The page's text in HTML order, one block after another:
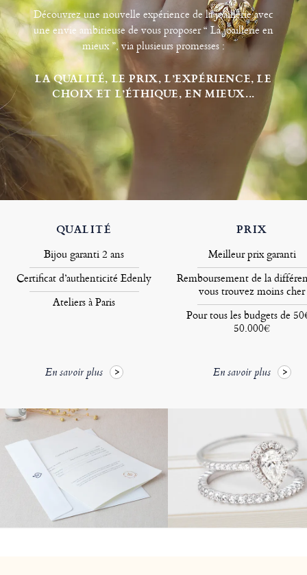
Découvrez une nouvelle expérience de la joaillerie avec
une envie ambitieuse de vous proposer “ La joaillerie en
mieux ”, via plusieurs promesses :
LA QUALITÉ, LE PRIX, L’EXPÉRIENCE, LE
CHOIX ET L’ÉTHIQUE, EN MIEUX...
QUALITÉ
Bijou garanti 2 ans
Certificat d’authenticité Edenly
Ateliers à Paris
En savoir plus
PRIX
Meilleur prix garanti
Remboursement de la
vous trouvez moins cher
Pour tous les budgets de
50.000€
En savoir plus